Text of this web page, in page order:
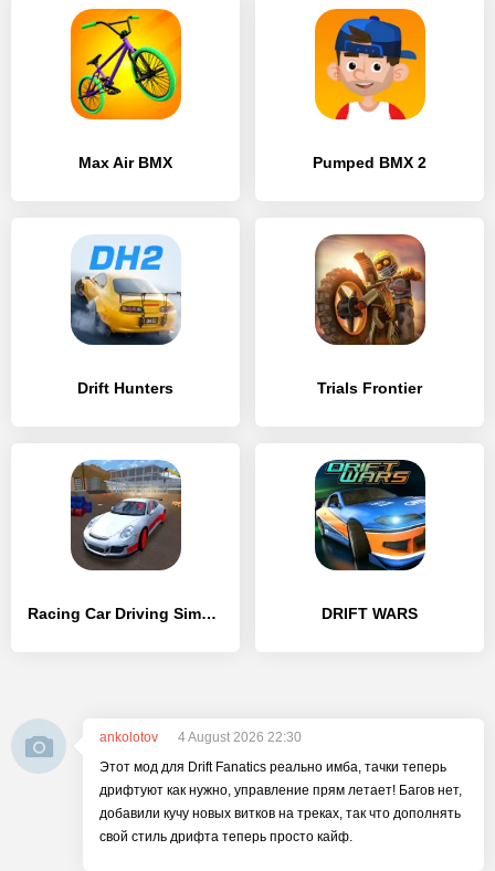
Max Air BMX Pumped BMX 2
Drift Hunters Trials Frontier
Racing Car Driving Simulator DRIFT WARS
ankolotov
4 August 2026 22:30
Этот мод для Drift Fanatics реально имба, тачки теперь
дрифтуют как нужно, управление прям летает! Багов нет,
добавили кучу новых витков на треках, так что дополнять
свой стиль дрифта теперь просто кайф.